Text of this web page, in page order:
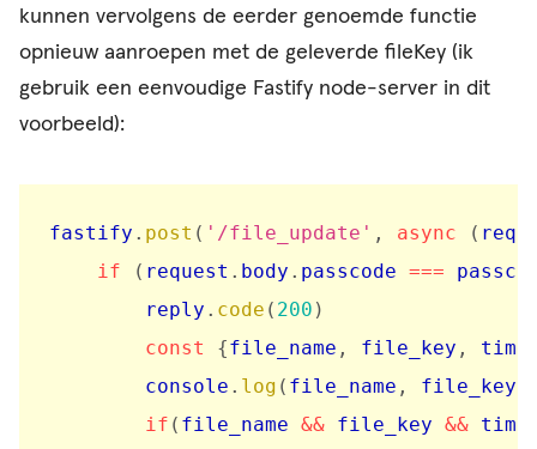
kunnen vervolgens de eerder genoemde functie
opnieuw aanroepen met de geleverde fileKey (ik
gebruik een eenvoudige Fastify node-server in dit
voorbeeld):
fastify . post ( '/file_update' , async (
if
( request . body . passcode ===
        reply
. code ( 200 )
const
{file_name , file_key ,
        console
. log ( file_name , file_key
if ( file_name && file_key &&